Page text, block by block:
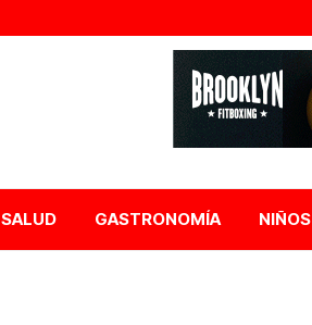
SALUD GASTRONOMÍA NIÑOS